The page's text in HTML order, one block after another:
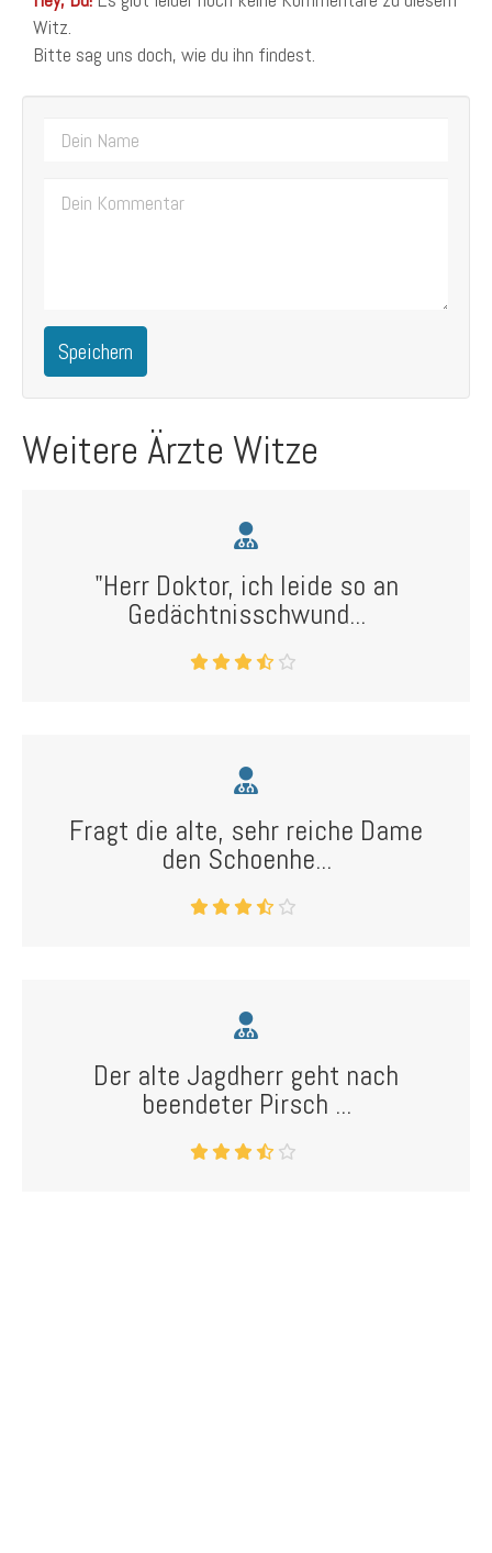
Witz.
Bitte sag uns doch, wie du ihn findest.
Speichern
Weitere Ärzte Witze
"Herr Doktor, ich leide so an
Gedächtnisschwund...
Fragt die alte, sehr reiche Dame
den Schoenhe...
Der alte Jagdherr geht nach
beendeter Pirsch ...